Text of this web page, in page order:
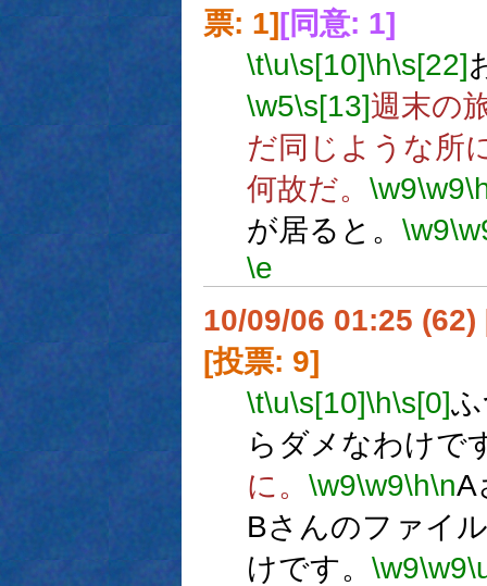
票: 1] [同意: 1]
\t\u\s[10]\h\s[22]
\w5\s[13]週末の
だ同じような所
何故だ。 \w9\w9
が居ると。 \w9
\e
10/09/06 01:25 (62)
[投票: 9]
\t\u\s[10]\h\s[0]
らダメなわけで
に。 \w9\w9\h\nA
Bさんのファイ
けです。 \w9\w9